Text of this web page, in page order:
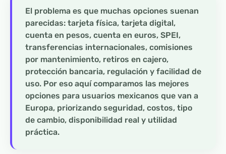
El problema es que muchas opciones suenan
parecidas: tarjeta física, tarjeta digital,
cuenta en pesos, cuenta en euros, SPEI,
transferencias internacionales, comisiones
por mantenimiento, retiros en cajero,
protección bancaria, regulación y facilidad de
uso. Por eso aquí comparamos las mejores
opciones para usuarios mexicanos que van a
Europa, priorizando seguridad, costos, tipo
de cambio, disponibilidad real y utilidad
práctica.